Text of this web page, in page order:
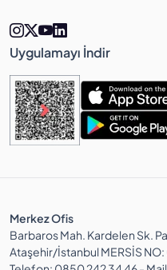
Uygulamayı İndir
Merkez Ofis
Barbaros Mah. Kardelen Sk.
Ataşehir/İstanbul MERSİS